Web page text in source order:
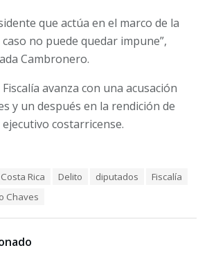
que actúa en el marco de la
no puede quedar impune”,
Cambronero.
avanza con una acusación
y un después en la rendición de
costarricense.
Costa Rica Delito diputados
Fiscalía
Chaves